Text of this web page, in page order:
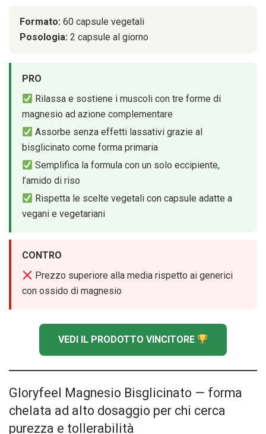
Formato: 60 capsule vegetali
Posologia: 2 capsule al giorno
PRO
Rilassa e sostiene i muscoli con tre forme di
magnesio ad azione complementare
Assorbe senza effetti lassativi grazie al
bisglicinato come forma primaria
Semplifica la formula con un solo eccipiente,
l’amido di riso
Rispetta le scelte vegetali con capsule adatte a
vegani e vegetariani
CONTRO
Prezzo superiore alla media rispetto ai generici
con ossido di magnesio
VEDI IL PRODOTTO VINCITORE
Gloryfeel Magnesio Bisglicinato — forma
chelata ad alto dosaggio per chi cerca
purezza e tollerabilità